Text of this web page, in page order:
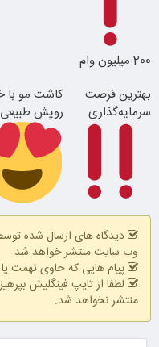
200 میلیون وام
فقط با احراز
هویت در آبان
بهترین فرصت
سرمایه‌گذاری
با 100 هزار تومان
طلا بخر
کاشت مو با
رویش طبیعی
اقساطی
بهره
دیدگاه های ارسال شده
وب سایت منتشر خواهد شد
پیام هایی که حاوی تهمت
لطفا از تایپ فینگلیش
منتشر نخواهد شد.